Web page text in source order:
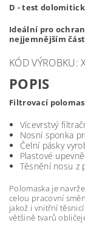
D - test
Ideální pro
nejjemnějším
KÓD VÝROBKU:
POPIS
Filtrovací
Vícevrstvý
Nosní sponka
Čelní pásky
Plastové
Těsnění nosu z
Polomaska je
celou pracovní
jakož i vnitřní
většině tvarů